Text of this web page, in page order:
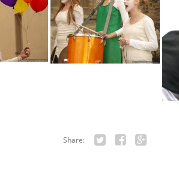
Share: